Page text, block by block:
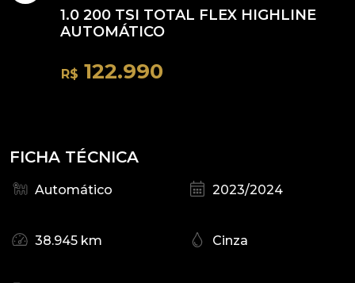
1.0 200 TSI TOTAL FLEX HIGHLINE
AUTOMÁTICO
R$ 122.990
FICHA TÉCNICA
Automático 2023/2024
38.945 km Cinza